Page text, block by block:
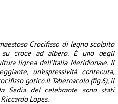
Crocifisso di legno scolpito
su croce ad albero. È uno degli
lignea dell’Italia Meridionale. Il
un’espressività contenuta,
gotico.Il Tabernacolo (fig.6), il
Sedia del celebrante sono stati
Lopes.